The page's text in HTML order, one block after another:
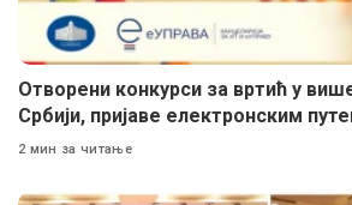
Отворени конкурси за вртић у
Србији, пријаве електронским
2 мин за читање